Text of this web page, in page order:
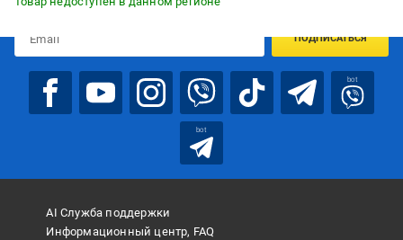
ПОДПИСАТЬСЯ
bot
bot
AI Служба поддержки
Информационный центр, FAQ